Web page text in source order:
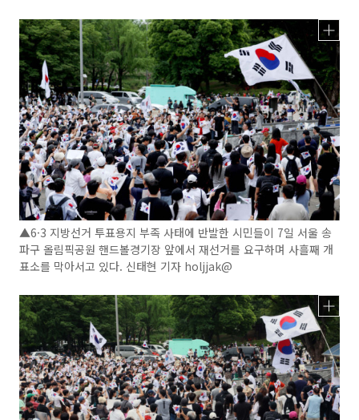
▲6·3 지방선거 투표용지 부족 사태에 반발한 시민들이 7일 서울 송
파구 올림픽공원 핸드볼경기장 앞에서 재선거를 요구하며 사흘째 개
표소를 막아서고 있다. 신태현 기자 holjjak@